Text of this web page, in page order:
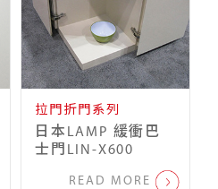
拉門折門系列
日本LAMP 緩衝巴
士門LIN-X600
READ MORE